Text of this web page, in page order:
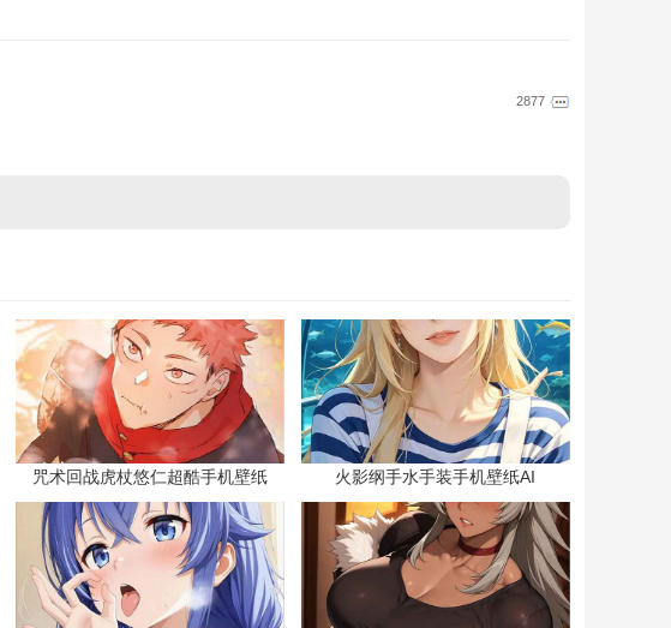
2877
咒术回战虎杖悠仁超酷手机壁纸 火影纲手水手装手机壁纸AI